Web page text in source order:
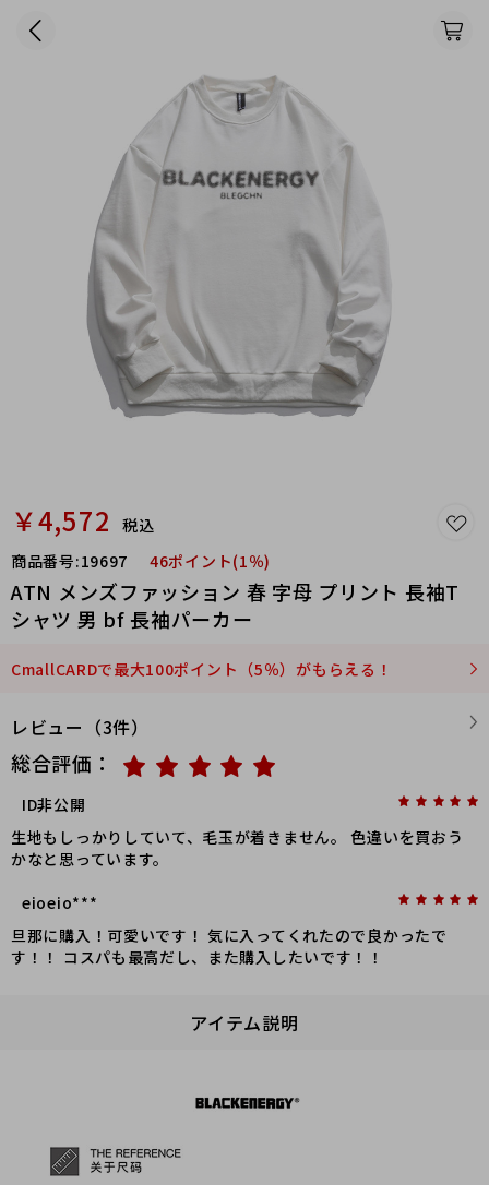
￥4,572
税込
商品番号:19697 46ポイント(1％)
ATN メンズファッション 春 字母 プリント 長袖T
シャツ 男 bf 長袖パーカー
CmallCARDで最大100ポイント（5％）がもらえる！
レビュー（3件）
総合評価：
ID非公開
生地もしっかりしていて、毛玉が着きません。 色違いを買おう
かなと思っています。
eioeio***
旦那に購入！可愛いです！ 気に入ってくれたので良かったで
す！！ コスパも最高だし、また購入したいです！！
アイテム説明